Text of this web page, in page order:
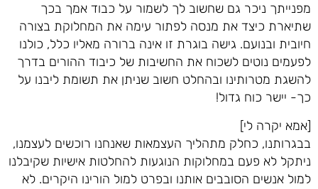
מפנייתך ניכר גם שחשוב לך לשמור על כבוד אמך בכך
שתיארת כיצד את מנסה לפתור עימה את המחלוקת בצורה
חיובית ובנועם. גישה בוגרת זו אינה ברורה מאליו כלל, כולנו
לפעמים נוטים לשכוח את החשיבות של כיבוד ההורים בדרך
להשגת מטרותינו ובהחלט חשוב שניתן את תשומת ליבנו על
כך- יישר כוח גדול!
[אמא יקרה לי]
בבגרותנו, כחלק מתהליך העצמאות שאנחנו רוכשים לעצמנו,
ניתקל לא פעם במחלוקות הנוגעות להחלטות אישיות שקיבלנו
למול אנשים הסובבים אותנו ובפרט למול הורינו היקרים. לא